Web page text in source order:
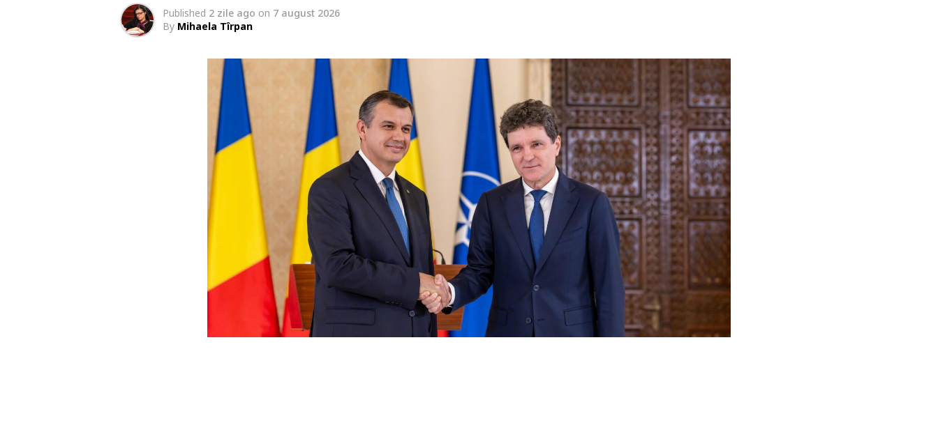
Published 2 zile ago on 7 august 2026
By Mihaela Tîrpan